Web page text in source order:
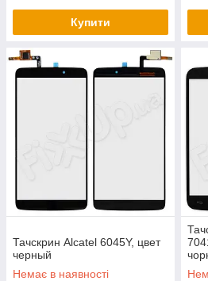
Купити
Тачскрин Alcatel 6045Y, цвет
черный
Немає в наявності